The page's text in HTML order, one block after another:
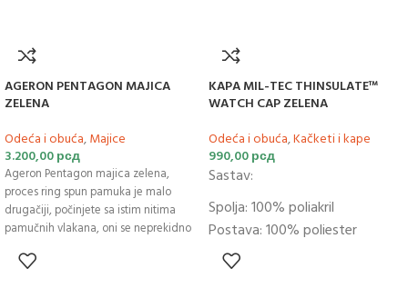
AGERON PENTAGON MAJICA
ZELENA
Odeća i obuća,Majice
3.200,00рсд
Ageron Pentagon majica zelena,
proces ring spun pamuka je malo
drugačiji, počinjete sa istim nitima
pamučnih vlakana, oni se neprekidno
KAPA MIL-TEC THINSULATE™
WATCH CAP ZELENA
Odeća i obuća,Kačketi i kape
990,00рсд
Sastav:
Spolja: 100% poliakril
Postava: 100% poliester
Punjenje: Thinsulate™;